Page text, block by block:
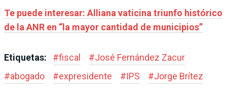
Te puede interesar: Alliana vaticina triunfo histórico
de la ANR en “la mayor cantidad de municipios”
Etiquetas: #fiscal #José Fernández Zacur
#abogado #expresidente #IPS #Jorge Brítez